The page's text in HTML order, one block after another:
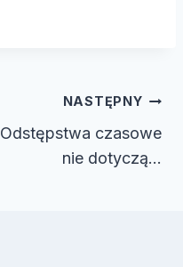
NASTĘPNY
Odstępstwa czasowe
nie dotyczą…